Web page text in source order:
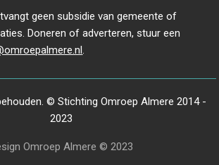
geen subsidie van gemeente of
Doneren of adverteren, stuur een
.
© Stichting Omroep Almere 2014 -
2023
Omroep Almere © 2023